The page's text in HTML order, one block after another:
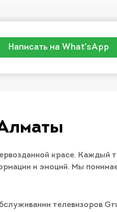
Написать на What'sApp
красе. Каждый
и эмоций. Мы
телевизоров